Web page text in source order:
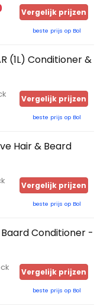
Vergelijk prijzen
beste prijs op Bol
(1L) Conditioner &
Vergelijk prijzen
beste prijs op Bol
Hair & Beard
Vergelijk prijzen
beste prijs op Bol
Conditioner -
Vergelijk prijzen
beste prijs op Bol